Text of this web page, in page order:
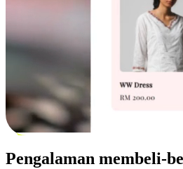
Pengalaman membeli-